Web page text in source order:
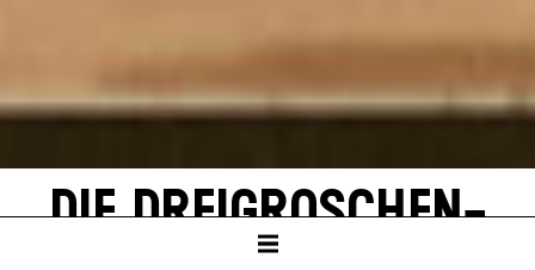
DIE DREI­GROSCHEN­